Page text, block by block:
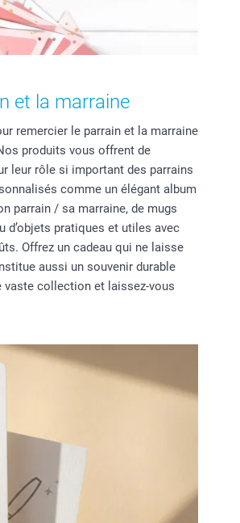
et la marraine
remercier le parrain et la marraine
produits vous offrent de
leur rôle si important des parrains
comme un élégant album
parrain / sa marraine, de mugs
d’objets pratiques et utiles avec
Offrez un cadeau qui ne laisse
aussi un souvenir durable
vaste collection et laissez-vous